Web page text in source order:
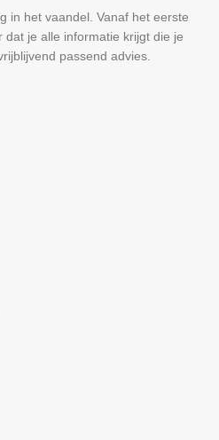
in het vaandel. Vanaf het eerste
je alle informatie krijgt die je
passend advies.